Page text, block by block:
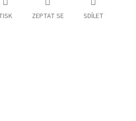
ZEPTAT SE SDÍLET